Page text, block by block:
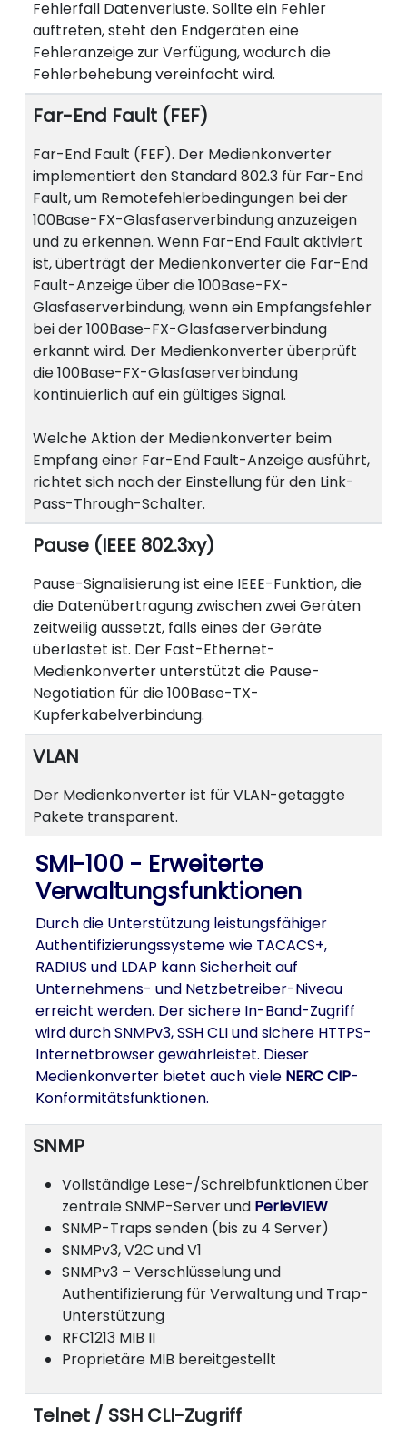
Fehlerfall Datenverluste. Sollte ein Fehler
auftreten, steht den Endgeräten eine
Fehleranzeige zur Verfügung, wodurch die
Fehlerbehebung vereinfacht wird.
Far-End Fault (FEF)
Far-End Fault (FEF). Der Medienkonverter
implementiert den Standard 802.3 für Far-End
Fault, um Remotefehlerbedingungen bei der
100Base-FX-Glasfaserverbindung anzuzeigen
und zu erkennen. Wenn Far-End Fault aktiviert
ist, überträgt der Medienkonverter die Far-End
Fault-Anzeige über die 100Base-FX-
Glasfaserverbindung, wenn ein Empfangsfehler
bei der 100Base-FX-Glasfaserverbindung
erkannt wird. Der Medienkonverter überprüft
die 100Base-FX-Glasfaserverbindung
kontinuierlich auf ein gültiges Signal.
Welche Aktion der Medienkonverter beim
Empfang einer Far-End Fault-Anzeige ausführt,
richtet sich nach der Einstellung für den Link-
Pass-Through-Schalter.
Pause (IEEE 802.3xy)
Pause-Signalisierung ist eine IEEE-Funktion, die
die Datenübertragung zwischen zwei Geräten
zeitweilig aussetzt, falls eines der Geräte
überlastet ist. Der Fast-Ethernet-
Medienkonverter unterstützt die Pause-
Negotiation für die 100Base-TX-
Kupferkabelverbindung.
VLAN
Der Medienkonverter ist für VLAN-getaggte
Pakete transparent.
SMI-100 - Erweiterte
Verwaltungsfunktionen
Durch die Unterstützung leistungsfähiger
Authentifizierungssysteme wie TACACS+,
RADIUS und LDAP kann Sicherheit auf
Unternehmens- und Netzbetreiber-Niveau
erreicht werden. Der sichere In-Band-Zugriff
wird durch SNMPv3, SSH CLI und sichere HTTPS-
Internetbrowser gewährleistet. Dieser
Medienkonverter bietet auch viele NERC CIP-
Konformitätsfunktionen.
SNMP
Vollständige Lese-/Schreibfunktionen über
zentrale SNMP-Server und PerleVIEW
SNMP-Traps senden (bis zu 4 Server)
SNMPv3, V2C und V1
SNMPv3 – Verschlüsselung und
Authentifizierung für Verwaltung und Trap-
Unterstützung
RFC1213 MIB II
Proprietäre MIB bereitgestellt
Telnet / SSH CLI-Zugriff